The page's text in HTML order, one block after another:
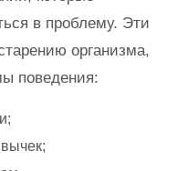
в проблему. Эти
организма,
поведения: